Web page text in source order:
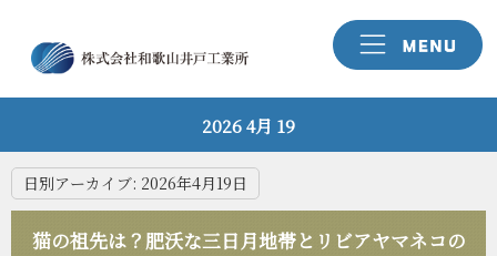
2026 4月 19
日別アーカイブ: 2026年4月19日
猫の祖先は？肥沃な三日月地帯とリビアヤマネコの